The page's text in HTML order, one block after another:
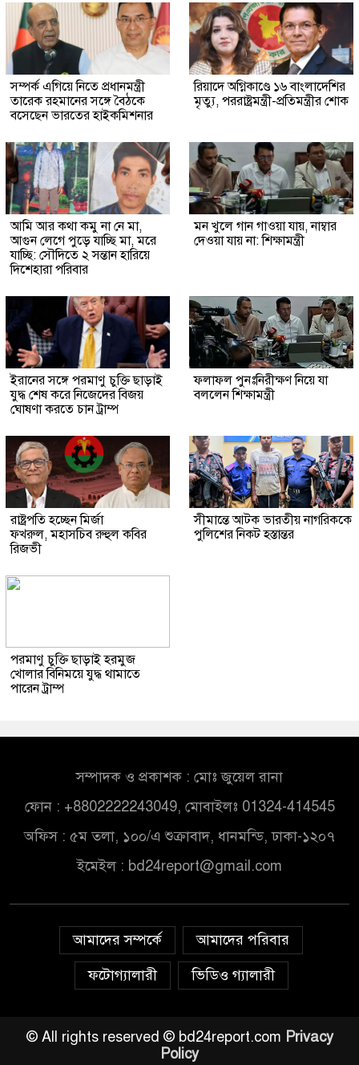
সম্পর্ক এগিয়ে নিতে প্রধানমন্ত্রী
তারেক রহমানের সঙ্গে বৈঠকে
বসেছেন ভারতের হাইকমিশনার
রিয়াদে অগ্নিকাণ্ডে ১৬ বাংলাদেশির
মৃত্যু, পররাষ্ট্রমন্ত্রী-প্রতিমন্ত্রীর শোক
আমি আর কথা কমু না নে মা,
আগুন লেগে পুড়ে যাচ্ছি মা, মরে
যাচ্ছি: সৌদিতে ২ সন্তান হারিয়ে
দিশেহারা পরিবার
মন খুলে গান গাওয়া যায়, নাম্বার
দেওয়া যায় না: শিক্ষামন্ত্রী
ইরানের সঙ্গে পরমাণু চুক্তি ছাড়াই
যুদ্ধ শেষ করে নিজেদের বিজয়
ঘোষণা করতে চান ট্রাম্প
ফলাফল পুনঃনিরীক্ষণ নিয়ে যা
বললেন শিক্ষামন্ত্রী
রাষ্ট্রপতি হচ্ছেন মির্জা
ফখরুল, মহাসচিব রুহুল কবির
রিজভী
সীমান্তে আটক ভারতীয় নাগরিককে
পুলিশের নিকট হস্তান্তর
পরমাণু চুক্তি ছাড়াই হরমুজ
খোলার বিনিময়ে যুদ্ধ থামাতে
পারেন ট্রাম্প
সম্পাদক ও প্রকাশক : মোঃ জুয়েল রানা
ফোন : +8802222243049, মোবাইলঃ 01324-414545
অফিস : ৫ম তলা, ১০০/এ শুক্রাবাদ, ধানমন্ডি, ঢাকা-১২০৭
ইমেইল : bd24report@gmail.com
আমাদের সম্পর্কে
আমাদের পরিবার
ফটোগ্যালারী
ভিডিও গ্যালারী
© All rights reserved © bd24report.com Privacy
Policy